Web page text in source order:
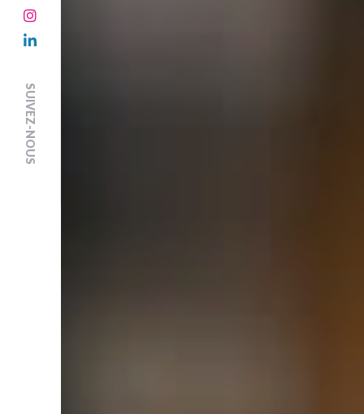
SUIVEZ-NOUS